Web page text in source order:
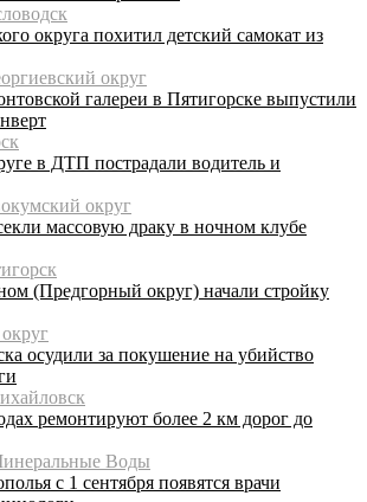
округа похитил детский самокат из
округ
галереи в Пятигорске выпустили
в ДТП пострадали водитель и
округ
массовую драку в ночном клубе
(Предгорный округ) начали стройку
осудили за покушение на убийство
ремонтируют более 2 км дорог до
Воды
с 1 сентября появятся врачи